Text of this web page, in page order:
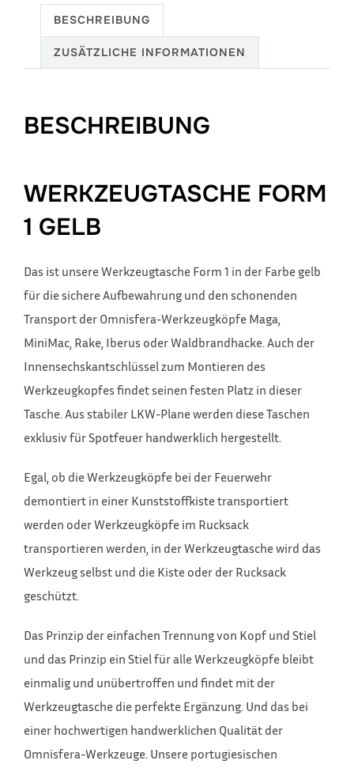
BESCHREIBUNG
ZUSÄTZLICHE INFORMATIONEN
BESCHREIBUNG
WERKZEUGTASCHE FORM
1 GELB
Das ist unsere Werkzeugtasche Form 1 in der Farbe gelb
für die sichere Aufbewahrung und den schonenden
Transport der Omnisfera-Werkzeugköpfe Maga,
MiniMac, Rake, Iberus oder Waldbrandhacke. Auch der
Innensechskantschlüssel zum Montieren des
Werkzeugkopfes findet seinen festen Platz in dieser
Tasche. Aus stabiler LKW-Plane werden diese Taschen
exklusiv für Spotfeuer handwerklich hergestellt.
Egal, ob die Werkzeugköpfe bei der Feuerwehr
demontiert in einer Kunststoffkiste transportiert
werden oder Werkzeugköpfe im Rucksack
transportieren werden, in der Werkzeugtasche wird das
Werkzeug selbst und die Kiste oder der Rucksack
geschützt.
Das Prinzip der einfachen Trennung von Kopf und Stiel
und das Prinzip ein Stiel für alle Werkzeugköpfe bleibt
einmalig und unübertroffen und findet mit der
Werkzeugtasche die perfekte Ergänzung. Und das bei
einer hochwertigen handwerklichen Qualität der
Omnisfera-Werkzeuge. Unsere portugiesischen